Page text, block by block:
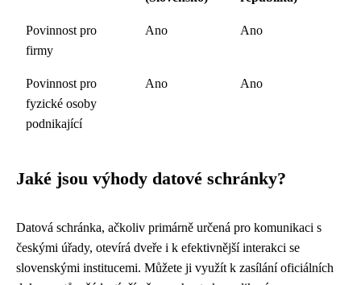
Povinnost pro
firmy
Ano Ano
Povinnost pro
fyzické osoby
podnikající
Ano Ano
Jaké jsou výhody datové schránky?
Datová schránka, ačkoliv primárně určená pro komunikaci s
českými úřady, otevírá dveře i k efektivnější interakci se
slovenskými institucemi. Můžete ji využít k zasílání oficiálních